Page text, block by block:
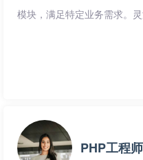
模块，满足特定业务需求。
PHP工程师